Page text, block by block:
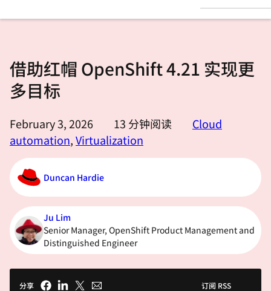
言
借助红帽 OpenShift 4.21 实现更
多目标
February 3, 2026 13 分钟阅读
Cloud
automation,Virtualization
Duncan Hardie
Ju Lim
Senior Manager, OpenShift Product Management and
Distinguished Engineer
分享 订阅 RSS